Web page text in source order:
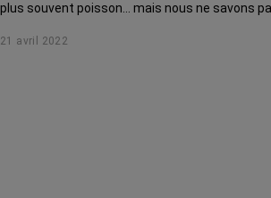
plus souvent poisson… mais nous ne savons
21 avril 2022